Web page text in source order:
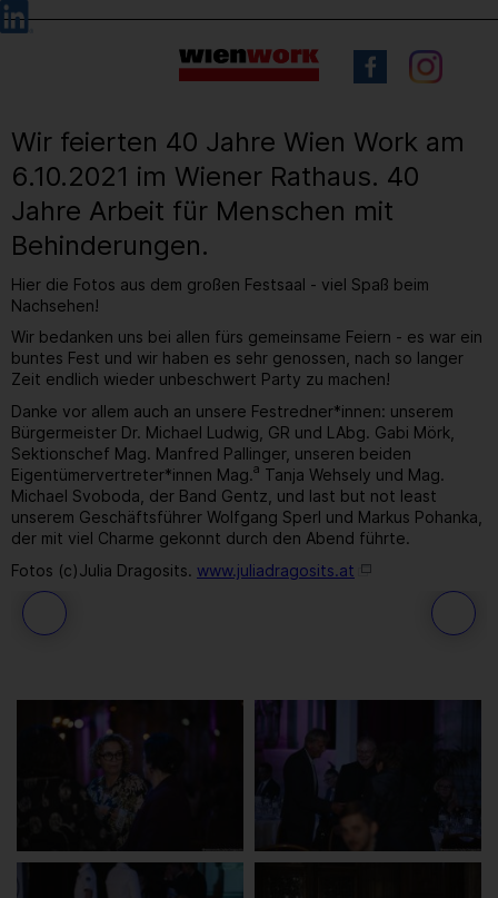
Barrierefreie
Bedienung
Sprachauswahl
Wir feierten 40 Jahre Wien Work am
6.10.2021 im Wiener Rathaus. 40
Jahre Arbeit für Menschen mit
Behinderungen.
Hier die Fotos aus dem großen Festsaal - viel Spaß beim
Nachsehen!
Wir bedanken uns bei allen fürs gemeinsame Feiern - es war ein
buntes Fest und wir haben es sehr genossen, nach so langer
Zeit endlich wieder unbeschwert Party zu machen!
Danke vor allem auch an unsere Festredner*innen: unserem
Bürgermeister Dr. Michael Ludwig, GR und LAbg. Gabi Mörk,
Sektionschef Mag. Manfred Pallinger, unseren beiden
Eigentümervertreter*innen Mag.a Tanja Wehsely und Mag.
Michael Svoboda, der Band Gentz, und last but not least
unserem Geschäftsführer Wolfgang Sperl und Markus Pohanka,
der mit viel Charme gekonnt durch den Abend führte.
Fotos (c)Julia Dragosits. www.juliadragosits.at
253 / 259